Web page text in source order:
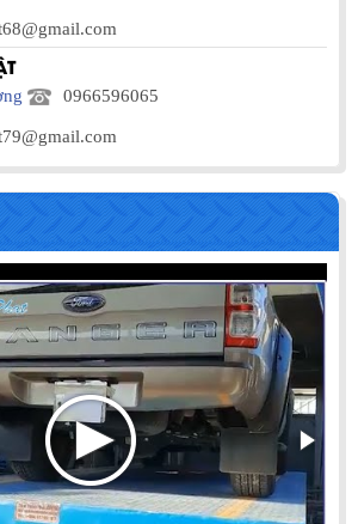
0966596065
PHƯƠNG PHÁP ĐÓNG HÀNG LÊN
CONTAINER
Chia sẻ bí quyết và phương pháp đóng hàng lên
container một cách hiệu quả nhất
ỨNG DỤNG CỦA BÀN NÂNG THỦY LỰC